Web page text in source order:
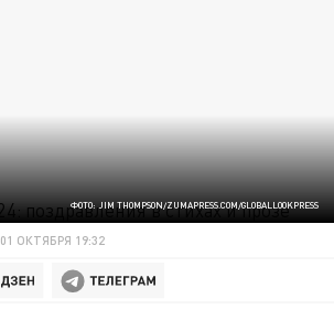
ФОТО: JIM THOMPSON/ZUMAPRESS.COM/GLOBALLOOKPRESS
01 ОКТЯБРЯ 19:32